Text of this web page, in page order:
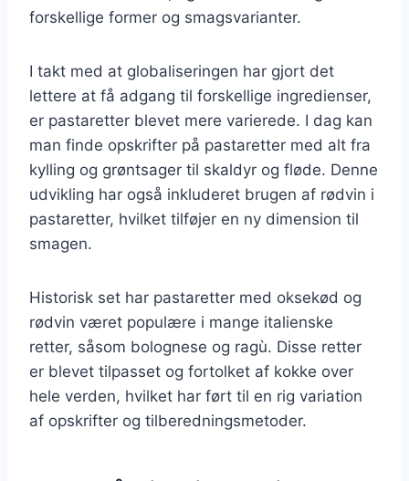
forskellige former og smagsvarianter.
I takt med at globaliseringen har gjort det
lettere at få adgang til forskellige ingredienser,
er pastaretter blevet mere varierede. I dag kan
man finde opskrifter på pastaretter med alt fra
kylling og grøntsager til skaldyr og fløde. Denne
udvikling har også inkluderet brugen af rødvin i
pastaretter, hvilket tilføjer en ny dimension til
smagen.
Historisk set har pastaretter med oksekød og
rødvin været populære i mange italienske
retter, såsom bolognese og ragù. Disse retter
er blevet tilpasset og fortolket af kokke over
hele verden, hvilket har ført til en rig variation
af opskrifter og tilberedningsmetoder.